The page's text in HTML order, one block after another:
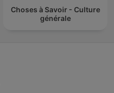
Choses à Savoir - Culture
générale